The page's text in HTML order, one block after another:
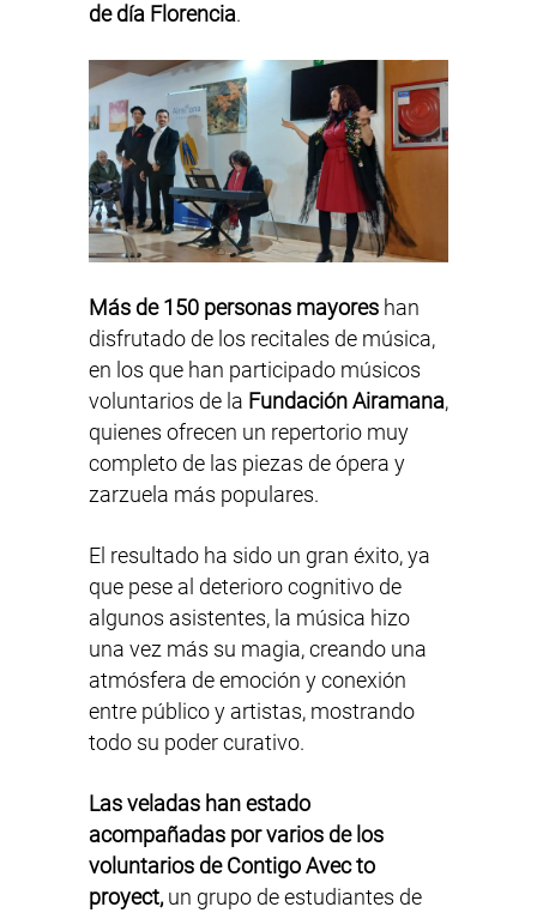
de día Florencia.
Más de 150 personas mayores han
disfrutado de los recitales de música,
en los que han participado músicos
voluntarios de la Fundación Airamana,
quienes ofrecen un repertorio muy
completo de las piezas de ópera y
zarzuela más populares.
El resultado ha sido un gran éxito, ya
que pese al deterioro cognitivo de
algunos asistentes, la música hizo
una vez más su magia, creando una
atmósfera de emoción y conexión
entre público y artistas, mostrando
todo su poder curativo.
Las veladas han estado
acompañadas por varios de los
voluntarios de Contigo Avec to
proyect,un grupo de estudiantes de